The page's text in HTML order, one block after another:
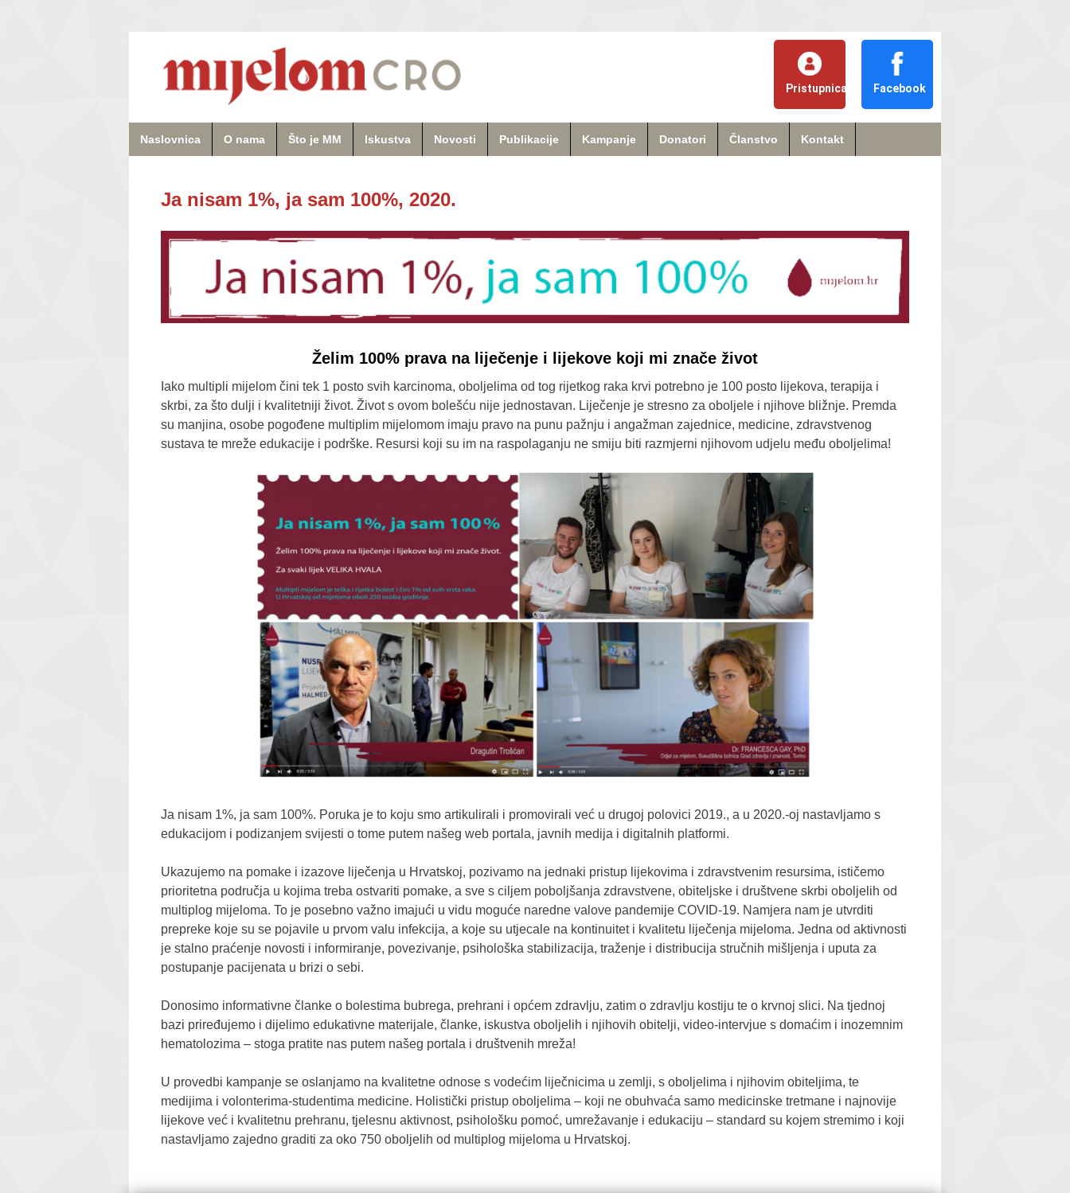
Pristupnica Facebook
Naslovnica O nama Što je MM Iskustva Novosti Publikacije Kampanje Donatori Članstvo Kontakt
Ja nisam 1%, ja sam 100%, 2020.
Želim 100% prava na liječenje i lijekove koji mi znače život
Iako multipli mijelom čini tek 1 posto svih karcinoma, oboljelima od tog rijetkog raka krvi potrebno je 100 posto lijekova, terapija i
skrbi, za što dulji i kvalitetniji život. Život s ovom bolešću nije jednostavan. Liječenje je stresno za oboljele i njihove bližnje. Premda
su manjina, osobe pogođene multiplim mijelomom imaju pravo na punu pažnju i angažman zajednice, medicine, zdravstvenog
sustava te mreže edukacije i podrške. Resursi koji su im na raspolaganju ne smiju biti razmjerni njihovom udjelu među oboljelima!
Ja nisam 1%, ja sam 100%. Poruka je to koju smo artikulirali i promovirali već u drugoj polovici 2019., a u 2020.-oj nastavljamo s
edukacijom i podizanjem svijesti o tome putem našeg web portala, javnih medija i digitalnih platformi.
Ukazujemo na pomake i izazove liječenja u Hrvatskoj, pozivamo na jednaki pristup lijekovima i zdravstvenim resursima, ističemo
prioritetna područja u kojima treba ostvariti pomake, a sve s ciljem poboljšanja zdravstvene, obiteljske i društvene skrbi oboljelih od
multiplog mijeloma. To je posebno važno imajući u vidu moguće naredne valove pandemije COVID-19. Namjera nam je utvrditi
prepreke koje su se pojavile u prvom valu infekcija, a koje su utjecale na kontinuitet i kvalitetu liječenja mijeloma. Jedna od aktivnosti
je stalno praćenje novosti i informiranje, povezivanje, psihološka stabilizacija, traženje i distribucija stručnih mišljenja i uputa za
postupanje pacijenata u brizi o sebi.
Donosimo informativne članke o bolestima bubrega, prehrani i općem zdravlju, zatim o zdravlju kostiju te o krvnoj slici. Na tjednoj
bazi priređujemo i dijelimo edukativne materijale, članke, iskustva oboljelih i njihovih obitelji, video-intervjue s domaćim i inozemnim
hematolozima – stoga pratite nas putem našeg portala i društvenih mreža!
U provedbi kampanje se oslanjamo na kvalitetne odnose s vodećim liječnicima u zemlji, s oboljelima i njihovim obiteljima, te
medijima i volonterima-studentima medicine. Holistički pristup oboljelima – koji ne obuhvaća samo medicinske tretmane i najnovije
lijekove već i kvalitetnu prehranu, tjelesnu aktivnost, psihološku pomoć, umrežavanje i edukaciju – standard su kojem stremimo i koji
nastavljamo zajedno graditi za oko 750 oboljelih od multiplog mijeloma u Hrvatskoj.